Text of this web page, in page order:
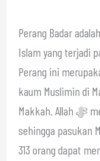
Perang Badar
Islam yang terjadi
Perang ini
kaum Muslimin di
Makkah. Allah ﷻ menurunkan pertolongan-Nya
sehingga pasukan
313 orang dapat